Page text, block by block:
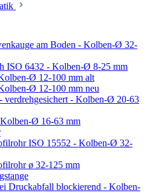
am Boden - Kolben-Ø 32-
ISO 6432 - Kolben-Ø 8-25 mm
Ø 12-100 mm alt
Ø 12-100 mm neu
- Kolben-Ø 20-63
Ø 16-63 mm
ISO 15552 - Kolben-Ø 32-
ø 32-125 mm
Druckabfall blockierend - Kolben-